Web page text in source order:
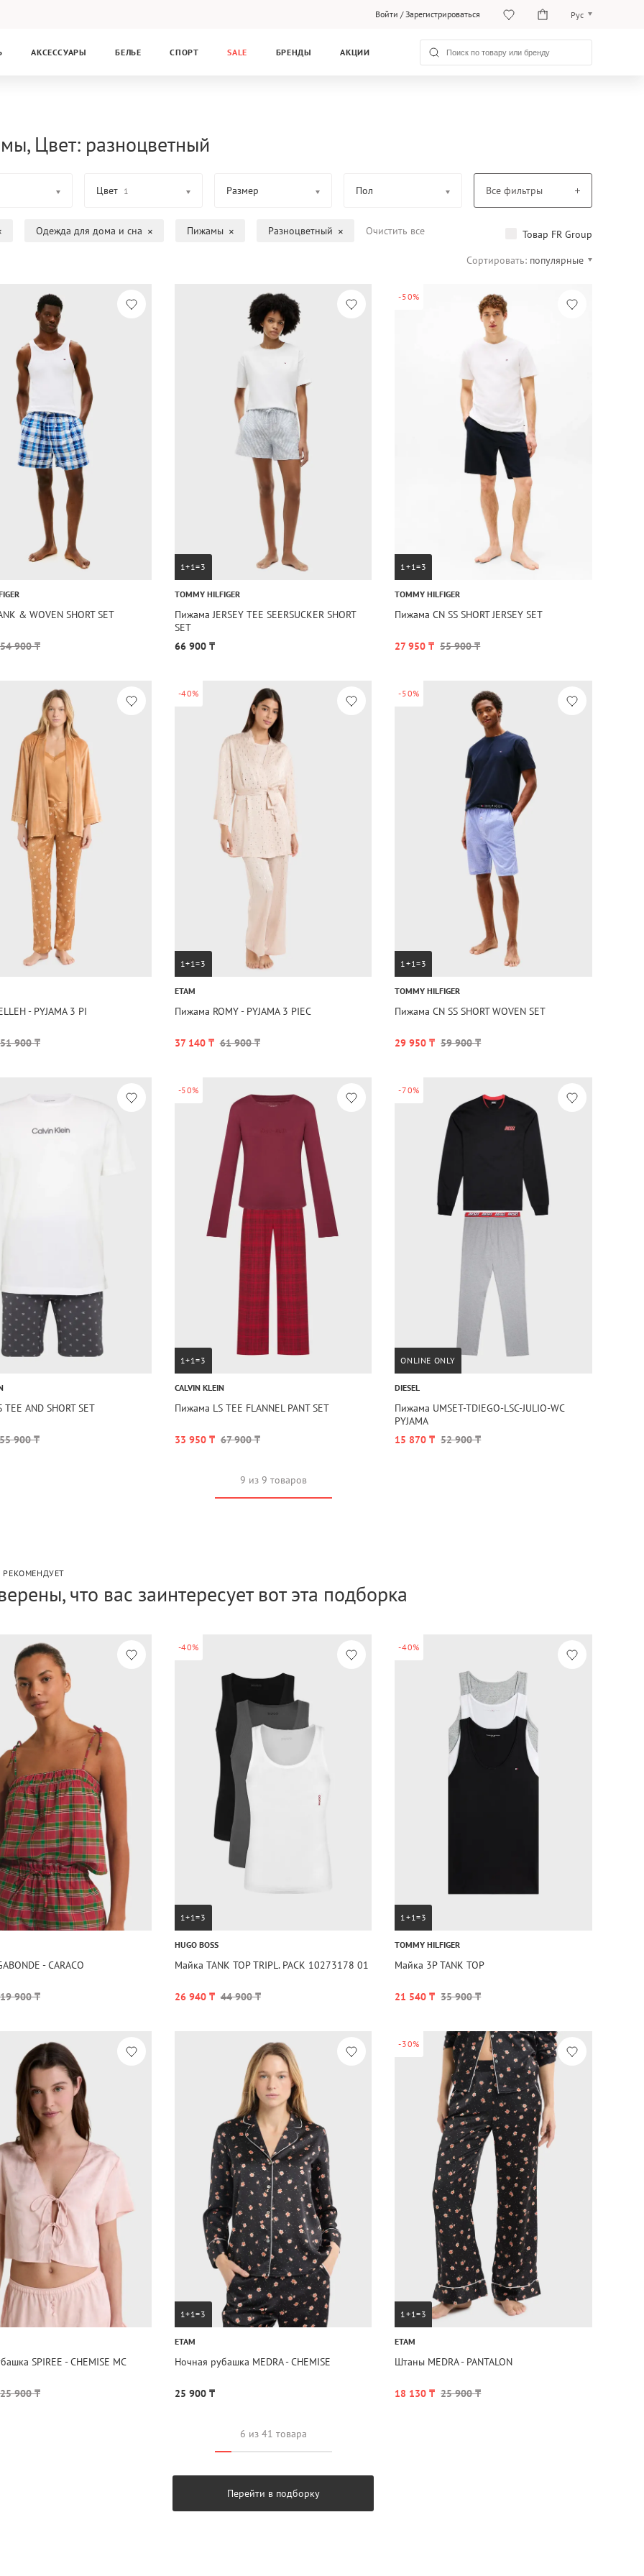
Войти /Зарегистрироваться Рус
Қаз
АКСЕССУАРЫ БЕЛЬЕ СПОРТ SALE БРЕНДЫ АКЦИИ
Цвет: разноцветный
Цвет 1 Размер Пол Все фильтры
Одежда для дома и сна Пижамы Разноцветный Очистить все
Товар FR Group
Сортировать: популярные
& WOVEN SHORT SET
54 900 ₸
1+1=3
TOMMY HILFIGER
Пижама JERSEY TEE SEERSUCKER SHORT
SET
66 900 ₸
-50%
1+1=3
TOMMY HILFIGER
Пижама CN SS SHORT JERSEY SET
27 950 ₸ 55 900 ₸
- PYJAMA 3 PI
51 900 ₸
-40%
1+1=3
ETAM
Пижама ROMY - PYJAMA 3 PIEC
37 140 ₸ 61 900 ₸
-50%
1+1=3
TOMMY HILFIGER
Пижама CN SS SHORT WOVEN SET
29 950 ₸ 59 900 ₸
AND SHORT SET
55 900 ₸
-50%
1+1=3
CALVIN KLEIN
Пижама LS TEE FLANNEL PANT SET
33 950 ₸ 67 900 ₸
-70%
ONLINE ONLY
DIESEL
Пижама UMSET-TDIEGO-LSC-JULIO-WC
PYJAMA
15 870 ₸ 52 900 ₸
9 из 9 товаров
РЕКОМЕНДУЕТ
что вас заинтересует вот эта подборка
- CARACO
19 900 ₸
-40%
1+1=3
HUGO BOSS
Майка TANK TOP TRIPL. PACK 10273178 01
26 940 ₸ 44 900 ₸
-40%
1+1=3
TOMMY HILFIGER
Майка 3P TANK TOP
21 540 ₸ 35 900 ₸
SPIREE - CHEMISE MC
25 900 ₸
1+1=3
ETAM
Ночная рубашка MEDRA - CHEMISE
25 900 ₸
-30%
1+1=3
ETAM
Штаны MEDRA - PANTALON
18 130 ₸ 25 900 ₸
6 из 41 товара
Перейти в подборку